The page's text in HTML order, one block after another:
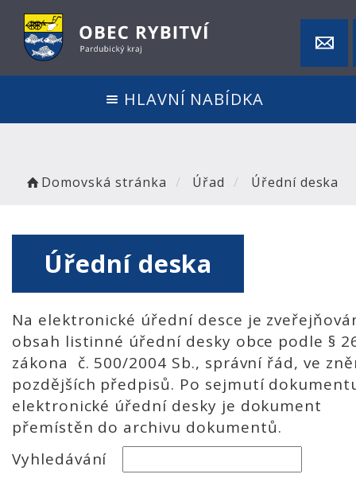
HLAVNÍ NABÍDKA
Domovská stránka Úřad Úřední deska
Úřední deska
Na elektronické úřední desce je
obsah listinné úřední desky obce podle §
zákona č. 500/2004 Sb., správní řád, ve
pozdějších předpisů. Po sejmutí
elektronické úřední desky je dokument
přemístěn do archivu dokumentů.
Vyhledávání